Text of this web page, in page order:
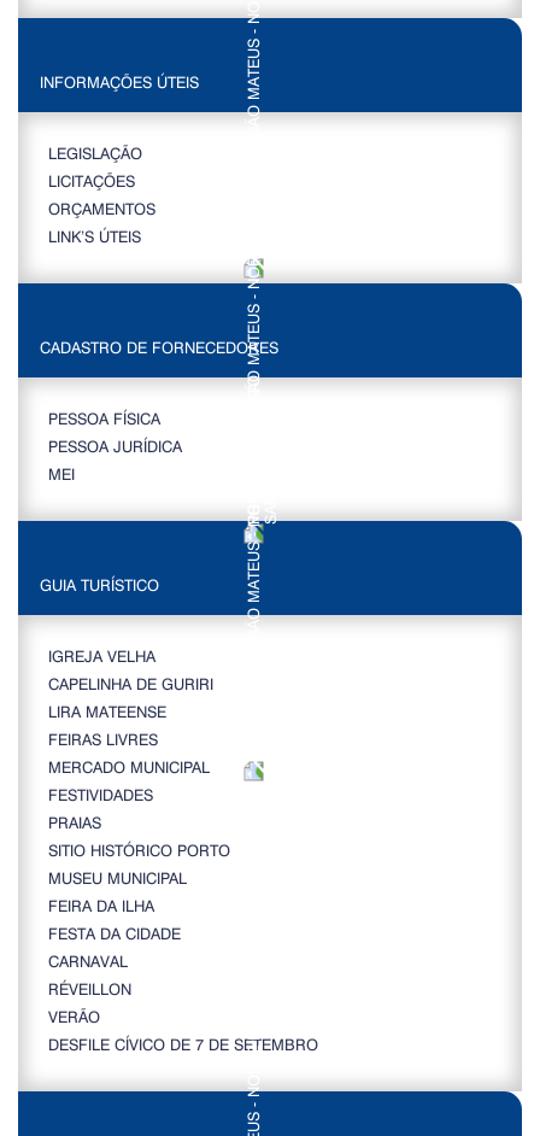
INFORMAÇÕES ÚTEIS
LEGISLAÇÃO
LICITAÇÕES
ORÇAMENTOS
LINK’S ÚTEIS
CADASTRO DE FORNECEDORES
PESSOA FÍSICA
PESSOA JURÍDICA
MEI
GUIA TURÍSTICO
IGREJA VELHA
CAPELINHA DE GURIRI
LIRA MATEENSE
FEIRAS LIVRES
MERCADO MUNICIPAL
FESTIVIDADES
PRAIAS
SITIO HISTÓRICO PORTO
MUSEU MUNICIPAL
FEIRA DA ILHA
FESTA DA CIDADE
CARNAVAL
RÉVEILLON
VERÃO
DESFILE CÍVICO DE 7 DE SETEMBRO